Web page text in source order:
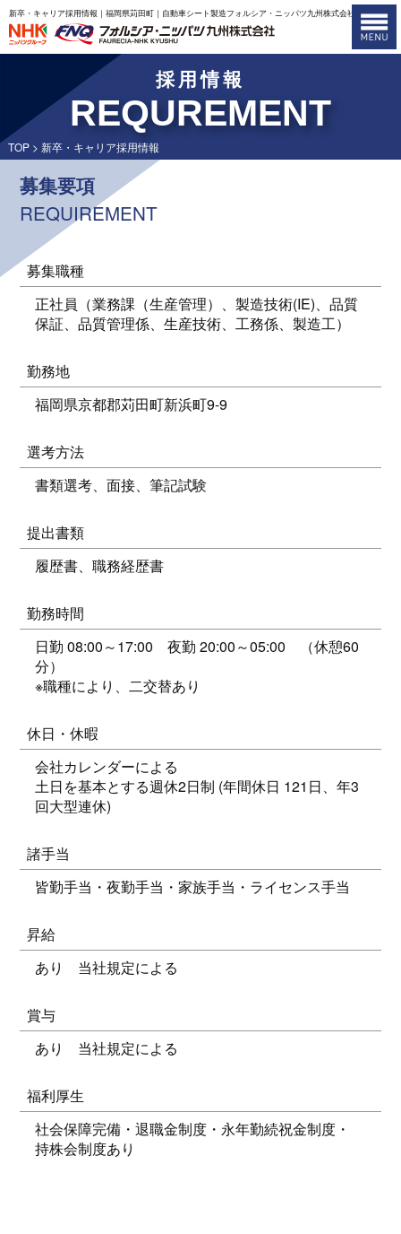
新卒・キャリア採用情報｜福岡県苅田町｜自動車シート製造フォルシア・ニッパツ九州株式会社
採用情報
REQUREMENT
TOP> 新卒・キャリア採用情報
募集要項
REQUIREMENT
募集職種
正社員（業務課（生産管理）、製造技術(IE)、品質
保証、品質管理係、生産技術、工務係、製造工）
勤務地
福岡県京都郡苅田町新浜町9-9
選考方法
書類選考、面接、筆記試験
提出書類
履歴書、職務経歴書
勤務時間
日勤 08:00～17:00 夜勤 20:00～05:00 （休憩60
分）
※職種により、二交替あり
休日・休暇
会社カレンダーによる
土日を基本とする週休2日制 (年間休日 121日、年3
回大型連休)
諸手当
皆勤手当・夜勤手当・家族手当・ライセンス手当
昇給
あり 当社規定による
賞与
あり 当社規定による
福利厚生
社会保障完備・退職金制度・永年勤続祝金制度・
持株会制度あり